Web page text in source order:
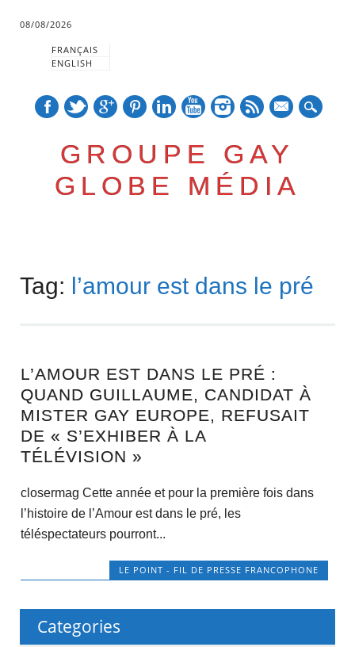
08/08/2026
FRANÇAIS
ENGLISH
GROUPE GAY
GLOBE MÉDIA
Main menu
content
Tag: l’amour est dans le pré
L’AMOUR EST DANS LE PRÉ :
QUAND GUILLAUME, CANDIDAT À
MISTER GAY EUROPE, REFUSAIT
DE « S’EXHIBER À LA
TÉLÉVISION »
closermag Cette année et pour la première fois dans
l’histoire de l’Amour est dans le pré, les
téléspectateurs pourront...
LE POINT - FIL DE PRESSE FRANCOPHONE
Categories